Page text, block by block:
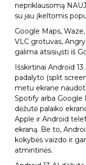
nepriklausomą
su jau įkeltomis
Google Maps,
VLC grotuvas,
galima atsisiųsti iš
Išskirtinai Android
padalyto (split
metu ekrane
Spotify arba Google
dėžutė palaiko
Apple ir Android
ekraną. Be to,
kokybės vaizdo ir
atmintinės.